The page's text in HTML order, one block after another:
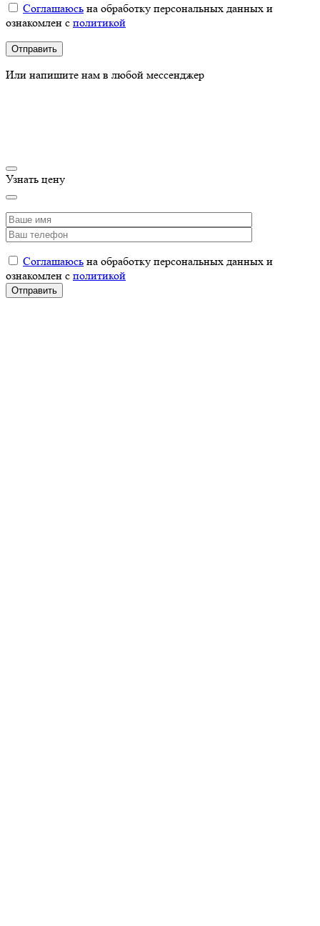
Соглашаюсь на обработку персональных данных и
ознакомлен с политикой
Или напишите нам в любой мессенджер
Узнать цену
Соглашаюсь на обработку персональных данных и
ознакомлен с политикой